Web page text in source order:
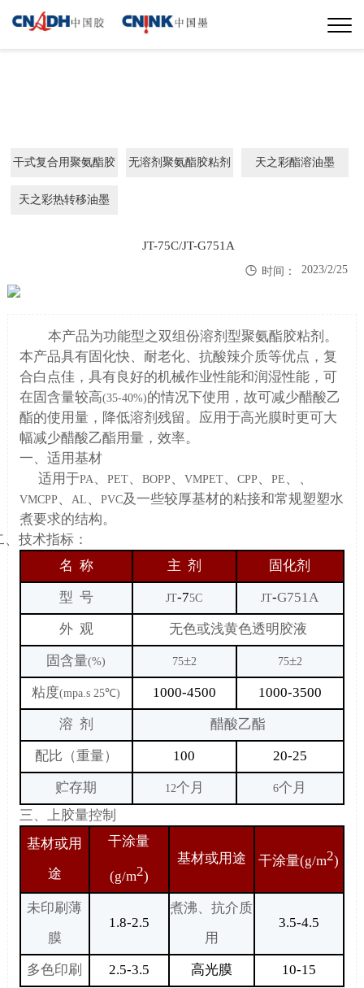
干式复合用聚氨酯胶
粘剂
无溶剂聚氨酯胶粘剂 天之彩酯溶油墨
天之彩热转移油墨
JT-75C/JT-G751A
 时间： 2023/2/25
本产品为功能型之双组份溶剂型聚氨酯胶粘剂。
本产品具有固化快、耐老化、抗酸辣介质等优点，复
合白点佳，具有良好的机械作业性能和润湿性能，可
在固含量较高(35-40%)的情况下使用，故可减少醋酸乙
酯的使用量，降低溶剂残留。应用于高光膜时更可大
幅减少醋酸乙酯用量，效率。
一、适用基材
适用于PA、PET、BOPP、VMPET、CPP、PE 、、
VMCPP、 AL 、 PVC及一些较厚基材的粘接和常规塑塑水
煮要求的结构。
、技术指标：
名 称 主 剂 固化剂
型 号 JT-75C JT-G751A
外 观 无色或浅黄色透明胶液
固含量(%) 75±2 75±2
粘度(mpa.s25℃) 1000-4500 1000-3500
溶 剂 醋酸乙酯
配比（重量） 100 20-25
贮存期 12个月 6个月
三、上胶量控制
基材或用
途
干涂量
(g/m2)
基材或用途 干涂量(g/m2)
未印刷薄
膜
1.8-2.5
煮沸、抗介质
用
3.5-4.5
多色印刷 2.5-3.5 高光膜
10-15